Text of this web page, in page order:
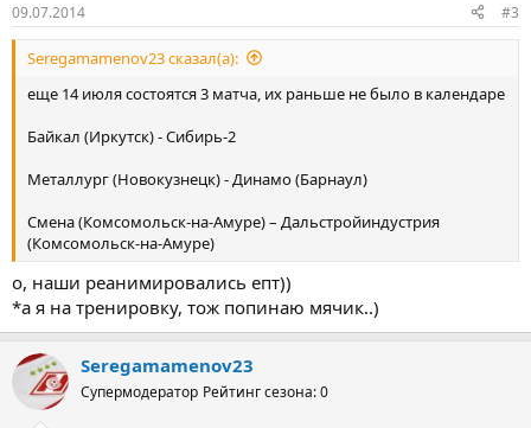
09.07.2014 #3
Seregamamenov23 сказал(а):
еще 14 июля состоятся 3 матча, их раньше не было в календаре
Байкал (Иркутск) - Сибирь-2
Металлург (Новокузнецк) - Динамо (Барнаул)
Смена (Комсомольск-на-Амуре) – Дальстройиндустрия
(Комсомольск-на-Амуре)
о, наши реанимировались епт))
*а я на тренировку, тож попинаю мячик..)
Seregamamenov23
Супермодератор Рейтинг сезона: 0